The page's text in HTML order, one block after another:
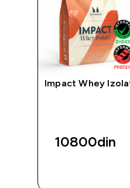
Impact Whey
10800din‎